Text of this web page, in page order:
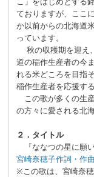
ておりますが、ここ
か以前からの北海道
っています。
秋の収穫期を迎え
道の稲作生産者の今
れる米どころを目指
稲作生産者を応援す
この歌が多くの生
の方々に愛される北
２．タイトル
『ななつの星に願
宮崎奈穂子作詞・作曲
※この歌は、宮崎奈